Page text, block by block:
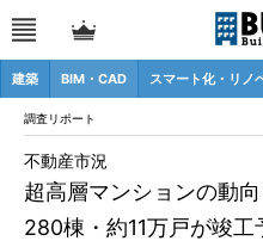
建築 BIM・CAD スマート化・リノ
調査リポート
超高層マンションの動
280棟・約11万戸が竣工
不動産市況